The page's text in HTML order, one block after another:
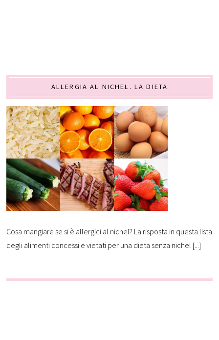
ALLERGIA AL NICHEL. LA DIETA
Cosa mangiare se si è allergici al nichel? La risposta in questa lista
degli alimenti concessi e vietati per una dieta senza nichel [...]